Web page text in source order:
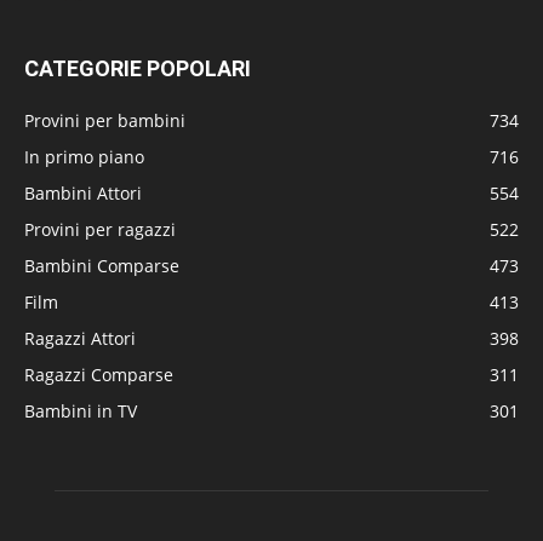
CATEGORIE POPOLARI
Provini per bambini
734
In primo piano
716
Bambini Attori
554
Provini per ragazzi
522
Bambini Comparse
473
Film
413
Ragazzi Attori
398
Ragazzi Comparse
311
Bambini in TV
301